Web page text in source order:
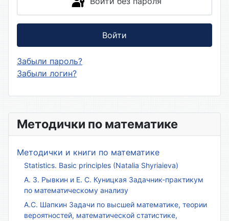
Методички по математике
Методички и книги по математике
Statistics. Basic principles (Natalia Shyriaieva)
А. З. Рывкин и Е. С. Куницкая Задачник-практикум
по математическому анализу
А.С. Шапкин Задачи по высшей математике, теории
вероятностей, математической статистике,
Войти
Забыли пароль?
Забыли логин?